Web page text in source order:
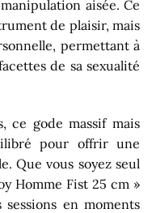
aisée. Ce
de plaisir, mais
permettant à
de sa sexualité
ce gode massif mais
pour offrir une
Que vous soyez seul
Homme Fist 25 cm »
en moments